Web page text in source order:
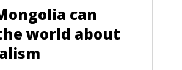
can
world about